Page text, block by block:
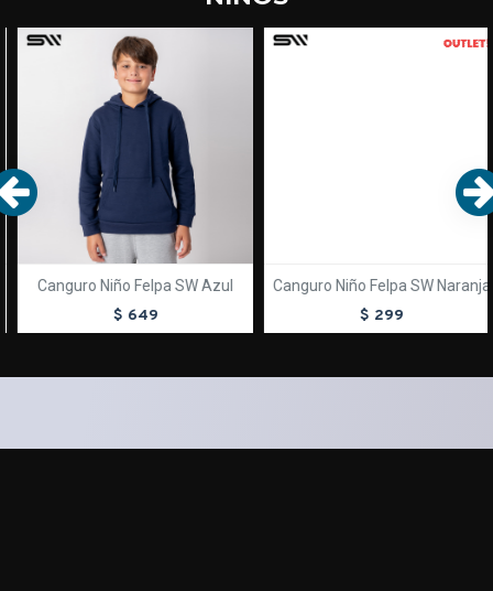
TEXTTRANSPARENTE
Canguro Niño Felpa SW Azul
$ 649
TEXTTRANSPARENTE OUT
Canguro Niño Felpa SW Naranja
$ 299